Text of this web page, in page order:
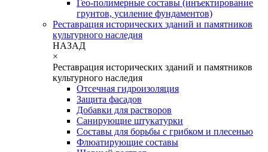
Гео-полимерные составы (инъектирование
грунтов, усиление фундаментов)
Реставрация исторических зданий и памятников
культурного наследия
НАЗАД
×
Реставрация исторических зданий и памятников
культурного наследия
Отсечная гидроизоляция
Защита фасадов
Добавки для растворов
Санирующие штукатурки
Составы для борьбы с грибком и плесенью
Флюатирующие составы